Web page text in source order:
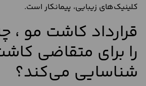
کلینیک‌های زیبایی، پیمانکار است.
قرارداد کاشت مو ،
را برای متقاضی
شناسایی می‌کند؟